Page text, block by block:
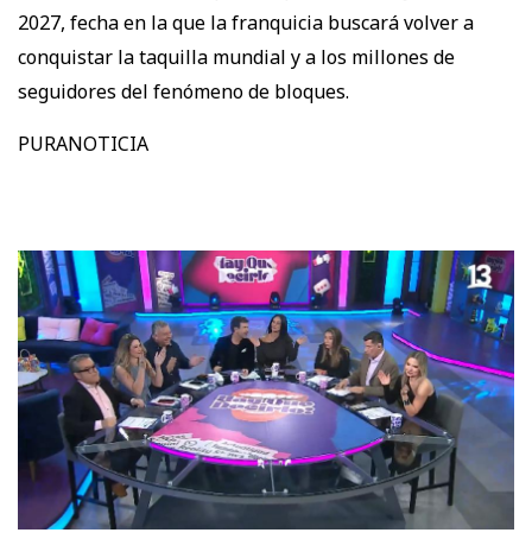
2027, fecha en la que la franquicia buscará volver a
conquistar la taquilla mundial y a los millones de
seguidores del fenómeno de bloques.
PURANOTICIA